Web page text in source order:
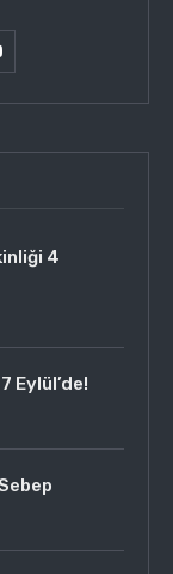
4
Eylül’de!